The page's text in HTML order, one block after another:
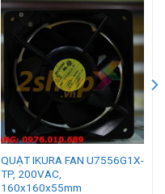
QUẠT IKURA FAN U7556G1X-
TP, 200VAC,
160x160x55mm